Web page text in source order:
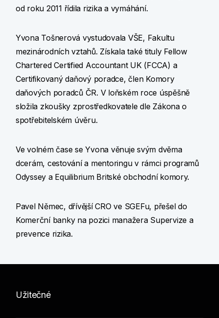
od roku 2011 řídila rizika a vymáhání.
Yvona Tošnerová vystudovala VŠE, Fakultu
mezinárodních vztahů. Získala také tituly Fellow
Chartered Certified Accountant UK (FCCA) a
Certifikovaný daňový poradce, člen Komory
daňových poradců ČR. V loňském roce úspěšně
složila zkoušky zprostředkovatele dle Zákona o
spotřebitelském úvěru.
Ve volném čase se Yvona věnuje svým dvěma
dcerám, cestování a mentoringu v rámci programů
Odyssey a Equilibrium Britské obchodní komory.
Pavel Němec, dřívější CRO ve SGEFu, přešel do
Komerční banky na pozici manažera Supervize a
prevence rizika.
Užitečné